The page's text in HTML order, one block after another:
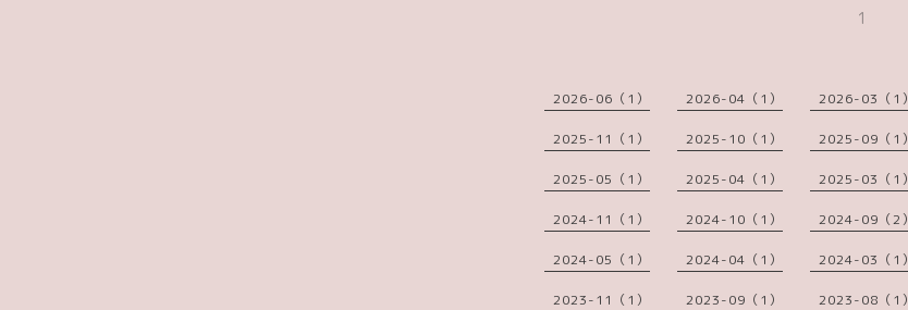
1
2026-06（1） 2026-04（1） 2026-03（1）
2025-11（1） 2025-10（1） 2025-09（1）
2025-05（1） 2025-04（1） 2025-03（1）
2024-11（1） 2024-10（1） 2024-09（2）
2024-05（1） 2024-04（1） 2024-03（1）
2023-11（1） 2023-09（1） 2023-08（1）